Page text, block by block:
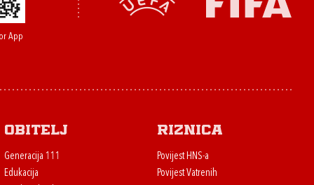
App
Obitelj
Generacija 111
Edukacija
Riznica
Povijest HNS-a
Povijest Vatrenih